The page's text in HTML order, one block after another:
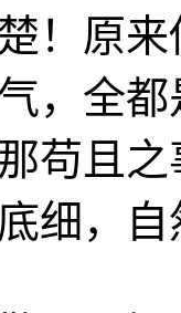
！原
，全
苟且
细，